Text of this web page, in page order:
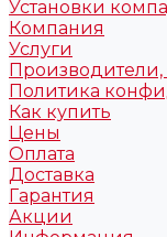
Установки
Компания
Услуги
Политика
Как купить
Цены
Оплата
Доставка
Гарантия
Акции